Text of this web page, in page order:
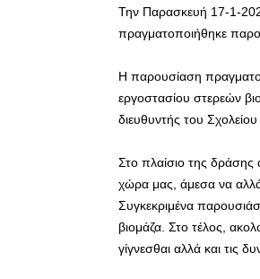
Την Παρασκευή 17-1-
πραγματοποιήθηκε
Η παρουσίαση
εργοστασίου στερεών
διευθυντής του
Στο πλαίσιο της δράσης
χώρα μας, άμεσα να
Συγκεκριμένα
βιομάζα. Στο τέλος,
γίγνεσθαι αλλά και τις